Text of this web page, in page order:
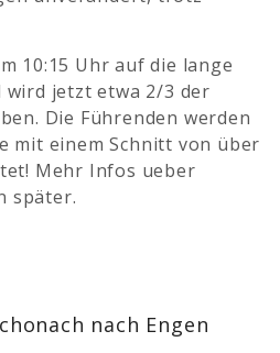
10:15 Uhr auf die lange
jetzt etwa 2/3 der
Die Führenden werden
mit einem Schnitt von über
Mehr Infos ueber
später.
nach Engen